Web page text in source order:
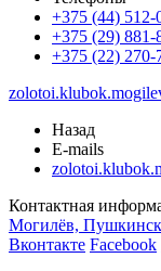
+375 (44) 512-
+375 (29) 881-
+375 (22) 270-
Назад
E-mails
Контактная
Могилёв,
Вконтакте Facebook